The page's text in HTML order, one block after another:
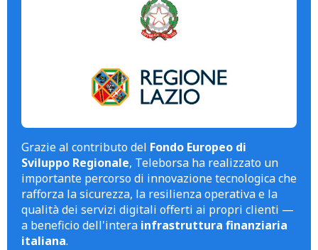
Grazie al contributo del Fondo Europeo di
Sviluppo Regionale, Teleborsa ha realizzato un
importante percorso di innovazione tecnologica che
rafforza la sicurezza, la resilienza operativa e la
qualità dei servizi digitali offerti ai propri clienti —
a beneficio dell'intera infrastruttura finanziaria
italiana.